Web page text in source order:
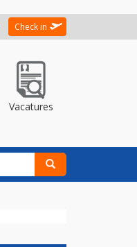
Check in
Vacatures